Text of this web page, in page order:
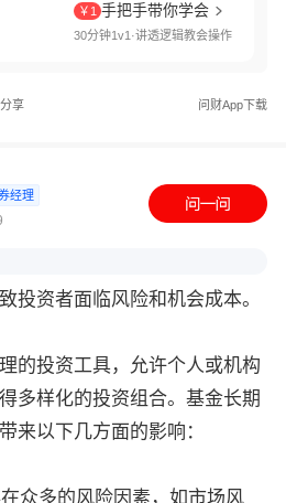
￥1 手把手带你学会
30分钟1v1·讲透逻辑教会操作
分享 问财App下载
经理
投资者面临风险和机会成本。
的投资工具，允许个人或机构
多样化的投资组合。基金长期
来以下几方面的影响：
众多的风险因素，如市场风